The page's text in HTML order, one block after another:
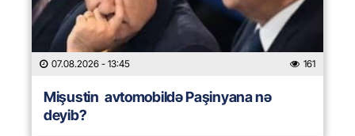
07.08.2026 - 13:45 161
Mişustin avtomobildə Paşinyana nə
deyib?